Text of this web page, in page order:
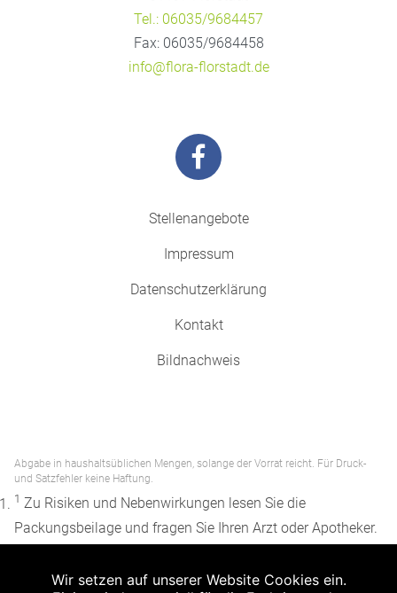
Tel.: 06035/9684457
Fax: 06035/9684458
info@flora-florstadt.de
Stellenangebote
Impressum
Datenschutzerklärung
Kontakt
Bildnachweis
Abgabe in haushaltsüblichen Mengen, solange der Vorrat reicht. Für Druck-
und Satzfehler keine Haftung.
1 Zu Risiken und Nebenwirkungen lesen Sie die
Packungsbeilage und fragen Sie Ihren Arzt oder Apotheker.
Apothekenerstattungspreis (AEP). Der AEP ist keine
Wir setzen auf unserer Website Cookies ein.